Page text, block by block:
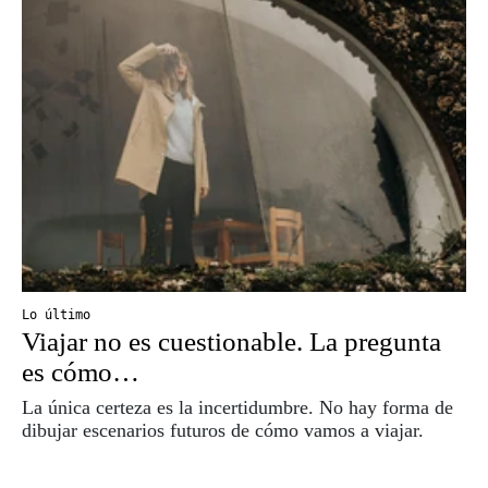
Lo último
Viajar no es cuestionable. La pregunta
es cómo…
La única certeza es la incertidumbre. No hay forma de
dibujar escenarios futuros de cómo vamos a viajar.